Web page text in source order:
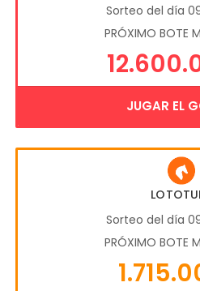
Sorteo del día
PRÓXIMO BOTE
JUGAR EL
Sorteo del día
PRÓXIMO BOTE